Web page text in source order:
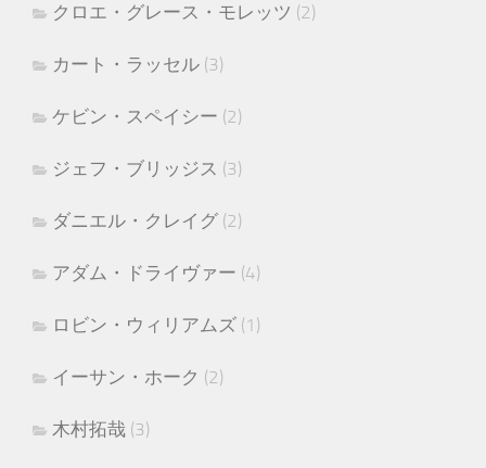
クロエ・グレース・モレッツ (2)
カート・ラッセル (3)
ケビン・スペイシー (2)
ジェフ・ブリッジス (3)
ダニエル・クレイグ (2)
アダム・ドライヴァー (4)
ロビン・ウィリアムズ (1)
イーサン・ホーク (2)
木村拓哉 (3)